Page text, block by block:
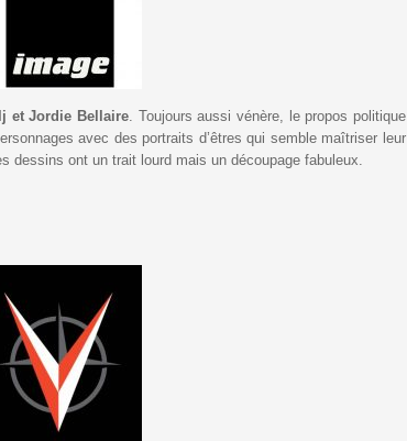
et Jordie Bellaire. Toujours aussi vénère, le propos politique
avec des portraits d’êtres qui semble maîtriser leur
dessins ont un trait lourd mais un découpage fabuleux.